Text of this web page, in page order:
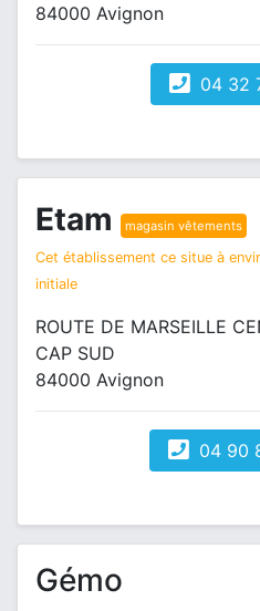
84000 Avignon
04 32
Etam magasin vêtements
Cet établissement ce situe à
initiale
ROUTE DE MARSEILLE
CAP SUD
84000 Avignon
04 90
Gémo